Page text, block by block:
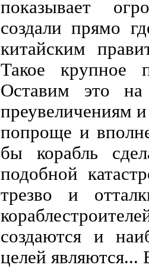
показывает
создали прямо
китайским
Такое крупное
Оставим это на
преувеличениям
попроще и
бы корабль
подобной
трезво и
создаются и
целей